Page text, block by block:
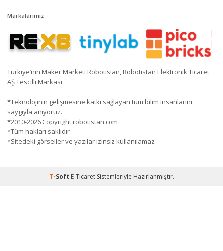
Markalarımız
Türkiye’nin Maker Marketi Robotistan, Robotistan Elektronik Ticaret
AŞ Tescilli Markası
*Teknolojinin gelişmesine katkı sağlayan tüm bilim insanlarını
saygıyla anıyoruz.
*2010-2026 Copyright robotistan.com
*Tüm hakları saklıdır
*Sitedeki görseller ve yazılar izinsiz kullanılamaz
T-Soft E-TicaretSistemleriyle Hazırlanmıştır.